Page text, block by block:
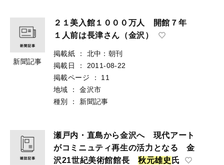
新聞記事
２１美入館１０００万人 開館７年
１人前は長津さん（金沢）
掲載紙 ：
北中：朝刊
掲載日
：
2011-08-22
掲載ページ
：
11
地域
：
金沢市
種別
： 新聞記事
瀬戸内・直島から金沢へ 現代アート
がコミニュティ再生の活力となる 金
沢21世紀美術館館長秋元雄史 氏